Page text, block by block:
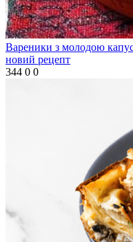
Вареники з молодою
новий рецепт
344 0 0